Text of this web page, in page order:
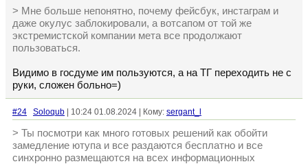
> Мне больше непонятно, почему фейсбук, инстаграм и
даже окулус заблокировали, а вотсапом от той же
экстремистской компании мета все продолжают
пользоваться.
Видимо в госдуме им пользуются, а на ТГ переходить не с
руки, сложен больно=)
#24 Soloqub | 10:24 01.08.2024 | Кому: sergant_l
> Ты посмотри как много готовых решений как обойти
замедление ютупа и все раздаются бесплатно и все
синхронно размещаются на всех информационных